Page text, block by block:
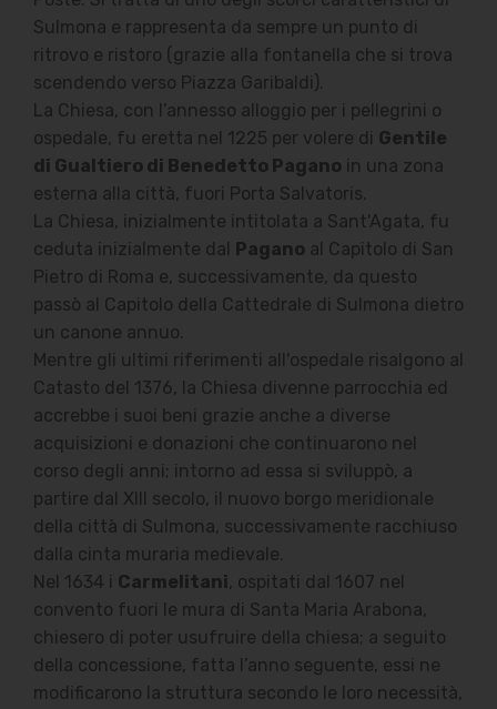
Sulmona e rappresenta da sempre un punto di
ritrovo e ristoro (grazie alla fontanella che si trova
scendendo verso Piazza Garibaldi).
La Chiesa, con l’annesso alloggio per i pellegrini o
ospedale, fu eretta nel 1225 per volere di Gentile
di Gualtiero di Benedetto Pagano in una zona
esterna alla città, fuori Porta Salvatoris.
La Chiesa, inizialmente intitolata a Sant'Agata, fu
ceduta inizialmente dal Pagano al Capitolo di San
Pietro di Roma e, successivamente, da questo
passò al Capitolo della Cattedrale di Sulmona dietro
un canone annuo.
Mentre gli ultimi riferimenti all'ospedale risalgono al
Catasto del 1376, la Chiesa divenne parrocchia ed
accrebbe i suoi beni grazie anche a diverse
acquisizioni e donazioni che continuarono nel
corso degli anni; intorno ad essa si sviluppò, a
partire dal XIII secolo, il nuovo borgo meridionale
della città di Sulmona, successivamente racchiuso
dalla cinta muraria medievale.
Nel 1634 i Carmelitani, ospitati dal 1607 nel
convento fuori le mura di Santa Maria Arabona,
chiesero di poter usufruire della chiesa; a seguito
della concessione, fatta l’anno seguente, essi ne
modificarono la struttura secondo le loro necessità,